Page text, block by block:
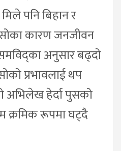
पनि बिहान र
कारण जनजीवन
अनुसार बढ्दो
प्रभावलाई थप
अभिलेख हेर्दा पुसको
क्रमिक रूपमा घट्दै